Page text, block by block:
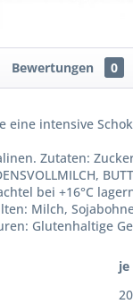
Bewertungen 0
eine intensive
Zutaten:
bei +16°C
Milch,
Glutenhaltige
je